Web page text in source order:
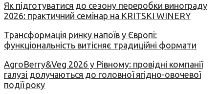
Як підготуватися до сезону переробки винограду
2026: практичний семінар на KRITSKI WINERY
Трансформація ринку напоїв у Європі:
функціональність витісняє традиційні формати
AgroBerry&Veg 2026 у Рівному: провідні компанії
галузі долучаються до головної ягідно-овочевої
події року